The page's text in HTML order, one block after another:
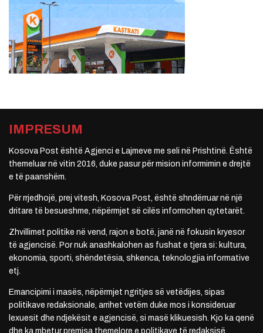
IMPRESUM
Kosova Post është Agjenci e Lajmeve me seli në Prishtinë. Është
themeluar në vitin 2016, duke pasur për mision informimin e drejtë
e të paanshëm.
Për rrjedhojë, prej vitesh, Kosova Post, është shndërruar në një
dritare të besueshme, nëpërmjet së cilës informohen qytetarët.
Zhvillimet politike në vend, rajon e botë, janë në fokusin kryesor
të agjencisë. Por nuk anashkalohen as fushat e tjera si: kultura,
ekonomia, sporti, shëndetësia, shkenca, teknologjia informative
etj.
Emancipimi i masës, nëpërmjet ngritjes së vetëdijes, sipas
politikave redaksionale, arrihet vetëm duke mos i konsideruar
lexuesit dhe ndjekësit e agjencisë, si masë klikuesish. Kjo ka qenë
dhe ka mbetur premisa themelore e politikave të redaksisë.